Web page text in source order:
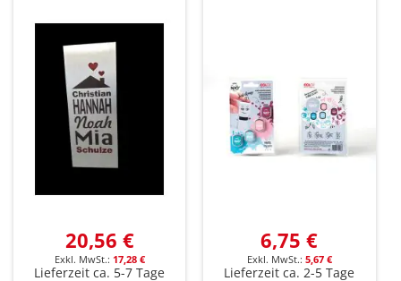
20,56 €
17,28 €
Lieferzeit ca. 5-7 Tage
6,75 €
5,67 €
Lieferzeit ca. 2-5 Tage